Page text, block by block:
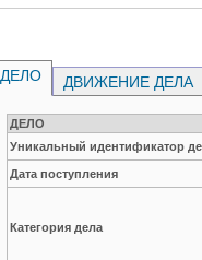
ДЕЛО ДВИЖЕНИЕ ДЕЛА
ДЕЛО
Уникальный идентификатор
Дата поступления
Категория дела